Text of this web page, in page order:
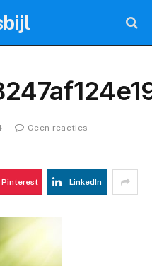
Geen reacties
Pinterest LinkedIn